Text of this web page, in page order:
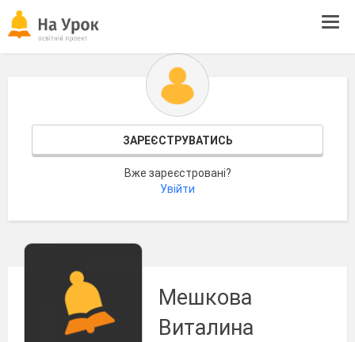
ЗАРЕЄСТРУВАТИСЬ
Вже зареєстровані?
Увійти
Мешкова
Виталина